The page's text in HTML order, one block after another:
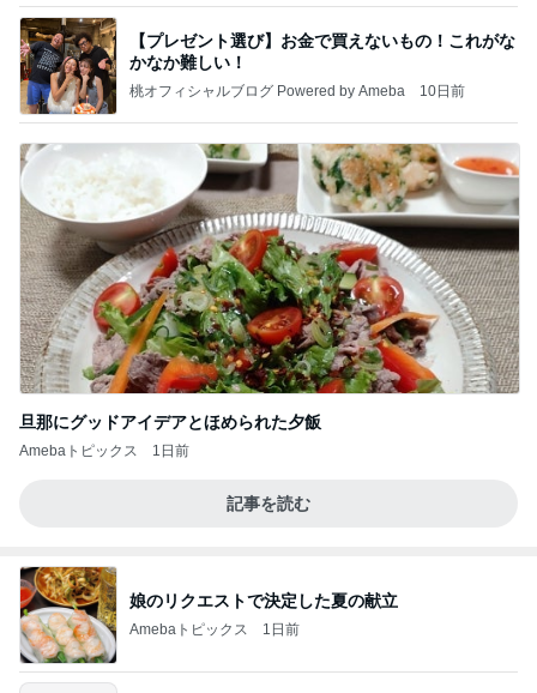
【プレゼント選び】お金で買えないもの！これがな
かなか難しい！
桃オフィシャルブログ Powered by Ameba 10日前
旦那にグッドアイデアとほめられた夕飯
Amebaトピックス 1日前
記事を読む
娘のリクエストで決定した夏の献立
Amebaトピックス 1日前